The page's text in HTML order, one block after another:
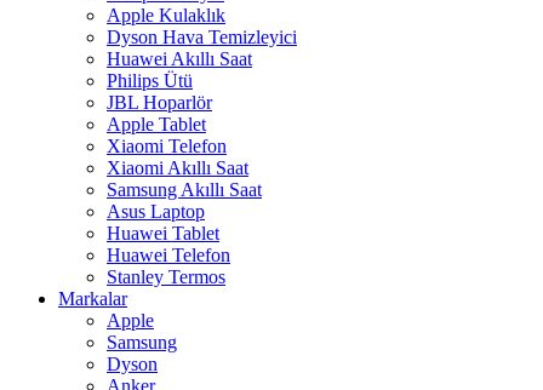
Apple Kulaklık
Dyson Hava Temizleyici
Huawei Akıllı Saat
Philips Ütü
JBL Hoparlör
Apple Tablet
Xiaomi Telefon
Xiaomi Akıllı Saat
Samsung Akıllı Saat
Asus Laptop
Huawei Tablet
Huawei Telefon
Stanley Termos
Markalar
Apple
Samsung
Dyson
Anker